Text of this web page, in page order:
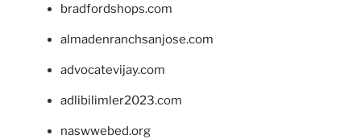
bradfordshops.com
almadenranchsanjose.com
advocatevijay.com
adlibilimler2023.com
naswwebed.org